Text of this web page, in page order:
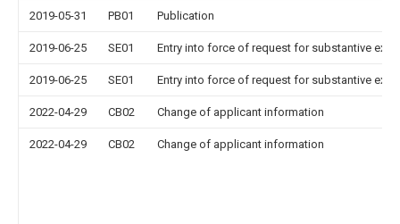
2019-05-31 PB01 Publication
2019-06-25 SE01 Entry into force of request for substantive
2019-06-25 SE01 Entry into force of request for substantive
2022-04-29 CB02 Change of applicant information
2022-04-29 CB02 Change of applicant information